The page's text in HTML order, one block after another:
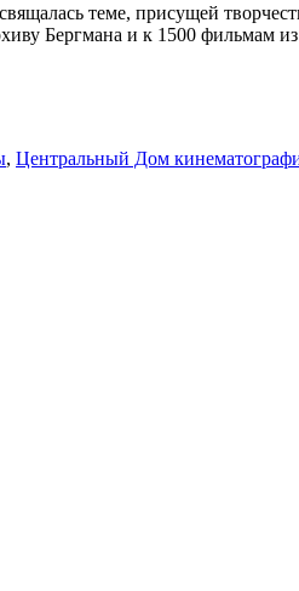
теме, присущей
Бергмана и к 1500 фильмам
, Центральный Дом